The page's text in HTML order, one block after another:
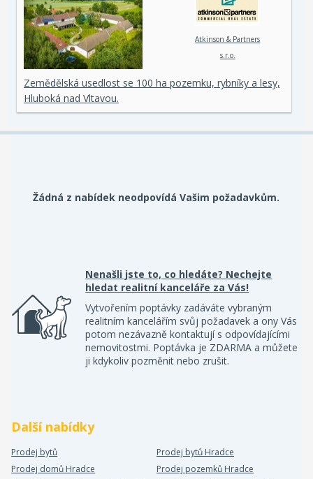
Atkinson & Partners
s.r.o.
Zemědělská usedlost se 100 ha pozemku, rybníky a lesy,
Hluboká nad Vltavou.
Žádná z nabídek neodpovídá Vašim požadavkům.
Nenašli jste to, co hledáte? Nechejte
hledat realitní kanceláře za Vás!
Vytvořením poptávky zadáváte vybraným
realitním kancelářím svůj požadavek a ony Vás
potom nezávazně kontaktují s odpovídajícími
nemovitostmi. Poptávka je ZDARMA a můžete
ji kdykoliv pozměnit nebo zrušit.
Další nabídky
Prodej bytů
Prodej bytů Hradce
Prodej domů Hradce
Prodej pozemků Hradce